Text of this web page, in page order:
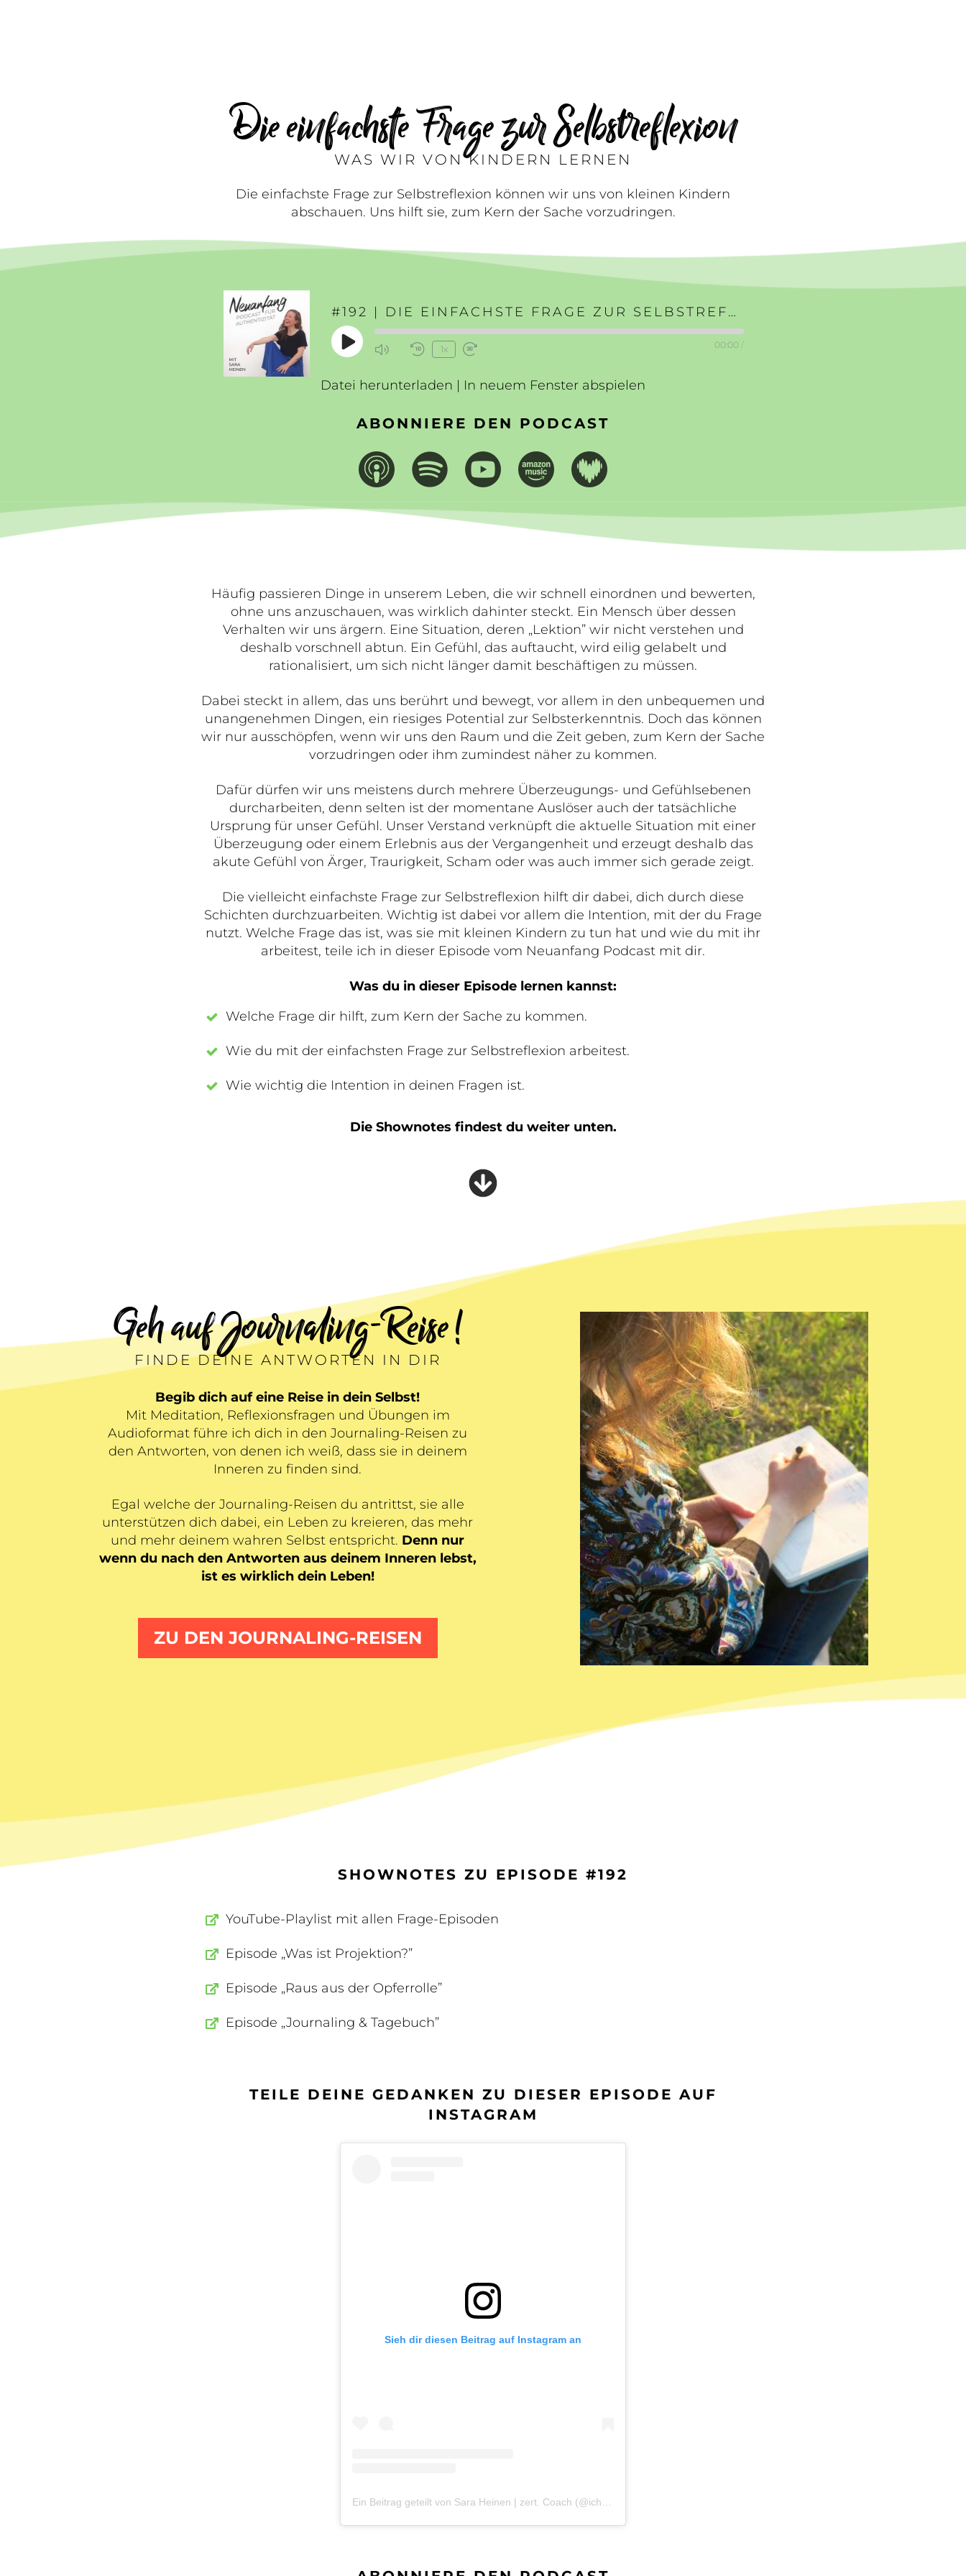
Die einfachste Frage zur Selbstreflexion
WAS WIR VON KINDERN LERNEN
Die einfachste Frage zur Selbstreflexion können wir uns von kleinen Kindern
abschauen. Uns hilft sie, zum Kern der Sache vorzudringen.
#192 | DIE EINFACHSTE FRAGE ZUR SELBSTREFLEXION
Play
EpisodeMute/Unmute
Rewind
Seconds
1x
30
00:00 /
Datei herunterladen | In neuem Fenster abspielen
ABONNIERE DEN PODCAST
Häufig passieren Dinge in unserem Leben, die wir schnell einordnen und bewerten,
ohne uns anzuschauen, was wirklich dahinter steckt. Ein Mensch über dessen
Verhalten wir uns ärgern. Eine Situation, deren „Lektion” wir nicht verstehen und
deshalb vorschnell abtun. Ein Gefühl, das auftaucht, wird eilig gelabelt und
rationalisiert, um sich nicht länger damit beschäftigen zu müssen.
Dabei steckt in allem, das uns berührt und bewegt, vor allem in den unbequemen und
unangenehmen Dingen, ein riesiges Potential zur Selbsterkenntnis. Doch das können
wir nur ausschöpfen, wenn wir uns den Raum und die Zeit geben, zum Kern der Sache
vorzudringen oder ihm zumindest näher zu kommen.
Dafür dürfen wir uns meistens durch mehrere Überzeugungs- und Gefühlsebenen
durcharbeiten, denn selten ist der momentane Auslöser auch der tatsächliche
Ursprung für unser Gefühl. Unser Verstand verknüpft die aktuelle Situation mit einer
Überzeugung oder einem Erlebnis aus der Vergangenheit und erzeugt deshalb das
akute Gefühl von Ärger, Traurigkeit, Scham oder was auch immer sich gerade zeigt.
Die vielleicht einfachste Frage zur Selbstreflexion hilft dir dabei, dich durch diese
Schichten durchzuarbeiten. Wichtig ist dabei vor allem die Intention, mit der du Frage
nutzt. Welche Frage das ist, was sie mit kleinen Kindern zu tun hat und wie du mit ihr
arbeitest, teile ich in dieser Episode vom Neuanfang Podcast mit dir.
Was du in dieser Episode lernen kannst:
Welche Frage dir hilft, zum Kern der Sache zu kommen.
Wie du mit der einfachsten Frage zur Selbstreflexion arbeitest.
Wie wichtig die Intention in deinen Fragen ist.
Die Shownotes findest du weiter unten.
Geh auf Journaling-Reise !
FINDE DEINE ANTWORTEN IN DIR
Begib dich auf eine Reise in dein Selbst!
Mit Meditation, Reflexionsfragen und Übungen im
Audioformat führe ich dich in den Journaling-Reisen zu
den Antworten, von denen ich weiß, dass sie in deinem
Inneren zu finden sind.
Egal welche der Journaling-Reisen du antrittst, sie alle
unterstützen dich dabei, ein Leben zu kreieren, das mehr
und mehr deinem wahren Selbst entspricht. Denn nur
wenn du nach den Antworten aus deinem Inneren lebst,
ist es wirklich dein Leben!
ZU DEN JOURNALING-REISEN
SHOWNOTES ZU EPISODE #192
YouTube-Playlist mit allen Frage-Episoden
Episode „Was ist Projektion?”
Episode „Raus aus der Opferrolle”
Episode „Journaling & Tagebuch”
TEILE DEINE GEDANKEN ZU DIESER EPISODE AUF
INSTAGRAM
Sieh dir diesen Beitrag auf Instagram an